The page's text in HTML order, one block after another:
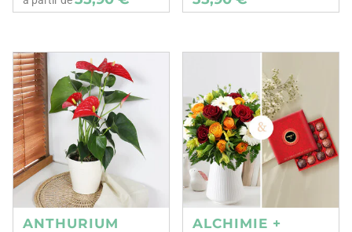
ANTHURIUM
ALCHIMIE +